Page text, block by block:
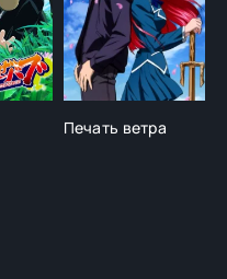
Печать ветра